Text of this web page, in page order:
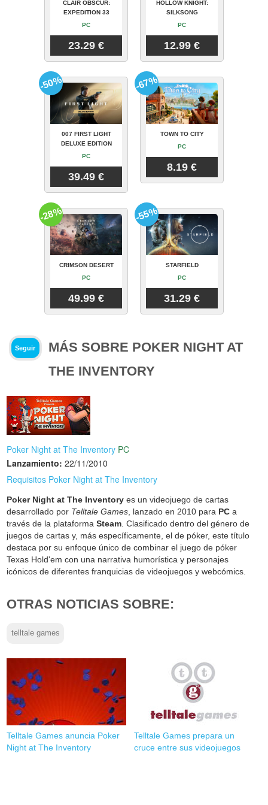
CLAIR OBSCUR:
EXPEDITION 33
PC
23.29 €
HOLLOW KNIGHT:
SILKSONG
PC
12.99 €
007 FIRST LIGHT
DELUXE EDITION
PC
39.49 €
-50%
TOWN TO CITY
PC
8.19 €
-67%
CRIMSON DESERT
PC
49.99 €
-28%
STARFIELD
PC
31.29 €
-55%
Seguir
MÁS SOBRE POKER NIGHT AT
THE INVENTORY
Poker Night at The Inventory PC
Lanzamiento: 22/11/2010
Requisitos Poker Night at The Inventory
Poker Night at The Inventory es un videojuego de cartas
desarrollado por Telltale Games, lanzado en 2010 para PC a
través de la plataformaSteam. Clasificado dentro del género de
juegos de cartas y, más específicamente, el de póker, este título
destaca por su enfoque único de combinar el juego de póker
Texas Hold'em con una narrativa humorística y personajes
icónicos de diferentes franquicias de videojuegos y webcómics.
OTRAS NOTICIAS SOBRE:
telltale games
Telltale Games anuncia Poker
Night at The Inventory
Telltale Games prepara un
cruce entre sus videojuegos